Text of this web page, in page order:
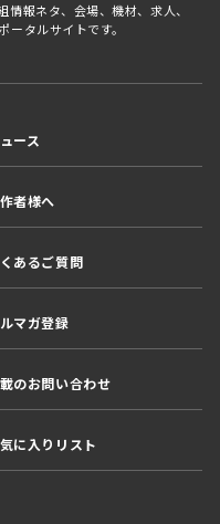
報ネタ、会場、機材、求人、
タルサイトです。
ース
者様へ
あるご質問
マガ登録
のお問い合わせ
に入りリスト